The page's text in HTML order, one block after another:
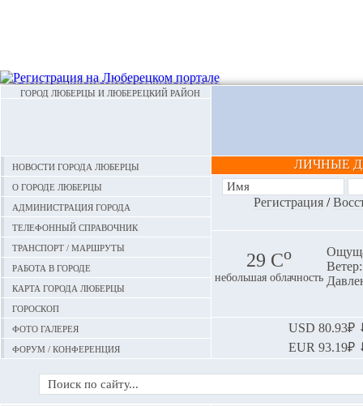
ГОРОД ЛЮБЕРЦЫ И ЛЮБЕРЕЦКИЙ РАЙОН
Новости города Люберцы
О городе Люберцы
Администрация города
Телефонный справочник
Транспорт / маршруты
Работа в городе
Карта города Люберцы
Гороскоп
Фото галерея
Форум / конференция
ЛИЧНЫЕ
Регистрация/
29 Сo
небольшая облачность
USD 80.93₽
EUR 93.19₽